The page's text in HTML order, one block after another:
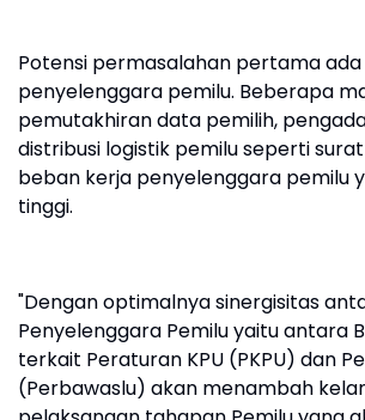
Potensi permasalahan pertama
penyelenggara pemilu. Beberapa
pemutakhiran data pemilih,
distribusi logistik pemilu seperti
beban kerja penyelenggara pemilu
tinggi.
"Dengan optimalnya sinergisitas
Penyelenggara Pemilu yaitu antara
terkait Peraturan KPU (PKPU) dan
(Perbawaslu) akan menambah